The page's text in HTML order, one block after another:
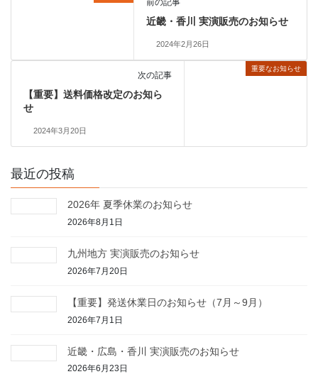
前の記事
近畿・香川 実演販売のお知らせ
2024年2月26日
重要なお知らせ
次の記事
【重要】送料価格改定のお知ら
せ
2024年3月20日
最近の投稿
2026年 夏季休業のお知らせ
2026年8月1日
九州地方 実演販売のお知らせ
2026年7月20日
【重要】発送休業日のお知らせ（7月～9月）
2026年7月1日
近畿・広島・香川 実演販売のお知らせ
2026年6月23日